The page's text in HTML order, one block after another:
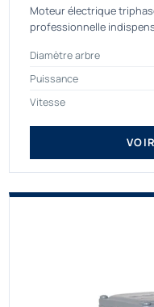
Moteur électrique
professionnelle
proposons exclusivement
Diamètre arbre
Puissance
Vitesse